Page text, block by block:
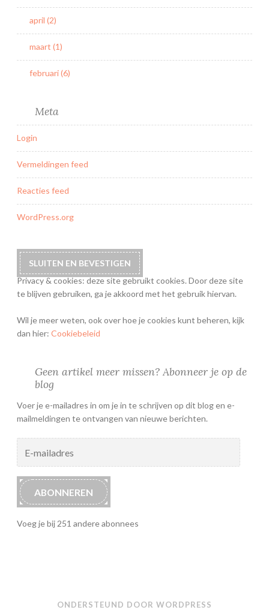
april (2)
maart (1)
februari (6)
Meta
Login
Vermeldingen feed
Reacties feed
WordPress.org
Privacy & cookies: deze site gebruikt cookies. Door deze site
te blijven gebruiken, ga je akkoord met het gebruik hiervan.
Wil je meer weten, ook over hoe je cookies kunt beheren, kijk
dan hier: Cookiebeleid
Geen artikel meer missen? Abonneer je op de
blog
Voer je e-mailadres in om je in te schrijven op dit blog en e-
mailmeldingen te ontvangen van nieuwe berichten.
mailadres
ABONNEREN
Voeg je bij 251 andere abonnees
ONDERSTEUND DOOR WORDPRESS